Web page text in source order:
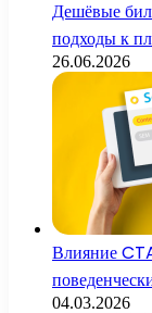
Дешёвые
подходы к
26.06.2026
Влияние
04.03.2026